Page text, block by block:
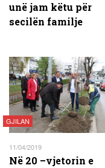
unë jam këtu për
secilën familje
GJILAN
11/04/2019
Në 20 –vjetorin e